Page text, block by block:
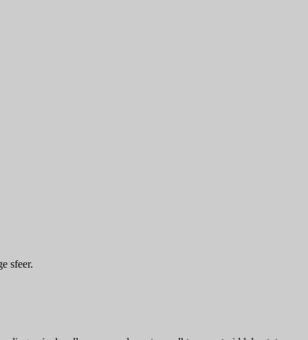
sfeer.